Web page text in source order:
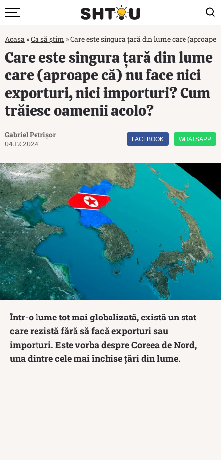
Acasa »Ca să știm »Care este singura țară din lume care
Care este singura țară din lume
care (aproape că) nu face nici
exporturi, nici importuri? Cum
trăiesc oamenii acolo?
Gabriel Petrișor
04.12.2024
FACEBOOK WHATSAPP
Într-o lume tot mai globalizată, există un stat
care rezistă fără să facă exporturi sau
importuri. Este vorba despre Coreea de Nord,
una dintre cele mai închise țări din lume.